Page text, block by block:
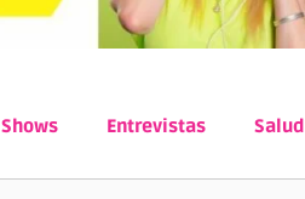
Shows Entrevistas Salud